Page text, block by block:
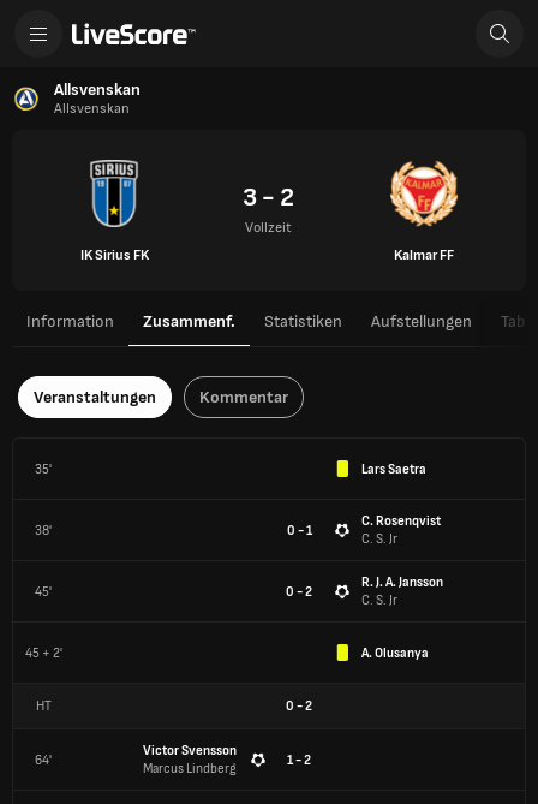
Allsvenskan
Allsvenskan
IK Sirius FK
3 - 2
Vollzeit
Kalmar FF
Information Zusammenf. Statistiken Aufstellungen
Veranstaltungen Kommentar
35' Lars Saetra
38' 0 - 1
C. Rosenqvist
C. S. Jr
45' 0 - 2
R. J. A. Jansson
C. S. Jr
45 + 2' A. Olusanya
HT 0 -2
64'
Victor Svensson
Marcus Lindberg
1 - 2